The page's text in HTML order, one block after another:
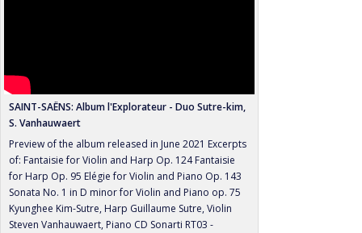
SAINT-SAËNS: Album l'Explorateur - Duo Sutre-kim,
S. Vanhauwaert
Preview of the album released in June 2021 Excerpts
of: Fantaisie for Violin and Harp Op. 124 Fantaisie
for Harp Op. 95 Elégie for Violin and Piano Op. 143
Sonata No. 1 in D minor for Violin and Piano op. 75
Kyunghee Kim-Sutre, Harp Guillaume Sutre, Violin
Steven Vanhauwaert, Piano CD Sonarti RT03 -